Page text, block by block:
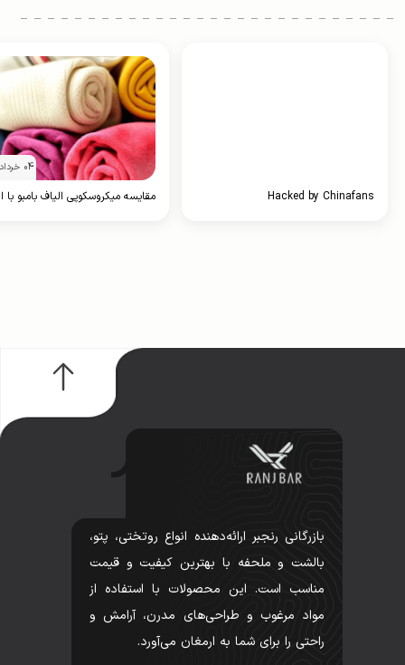
Hacked by Chinafans
04 خرداد 1405
مقایسه میکروسکوپی الیاف بامبو با
بازرگانی رنجبر ارائه‌دهنده انواع روتختی، پتو،
بالشت و ملحفه با بهترین کیفیت و قیمت
مناسب است. این محصولات با استفاده از
مواد مرغوب و طراحی‌های مدرن، آرامش و
راحتی را برای شما به ارمغان می‌آورد.